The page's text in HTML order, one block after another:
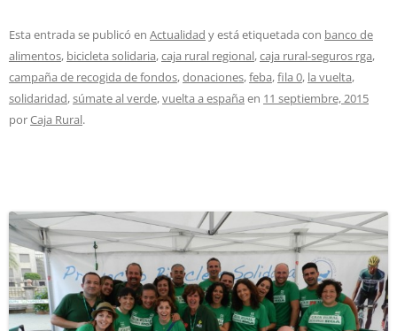
Esta entrada se publicó en Actualidad y está etiquetada con banco de
alimentos, bicicleta solidaria,caja rural regional,caja rural-seguros rga,
campaña de recogida de fondos,donaciones,feba,fila 0, la vuelta,
solidaridad,súmate al verde,vuelta a españa en 11 septiembre, 2015
porCaja Rural.